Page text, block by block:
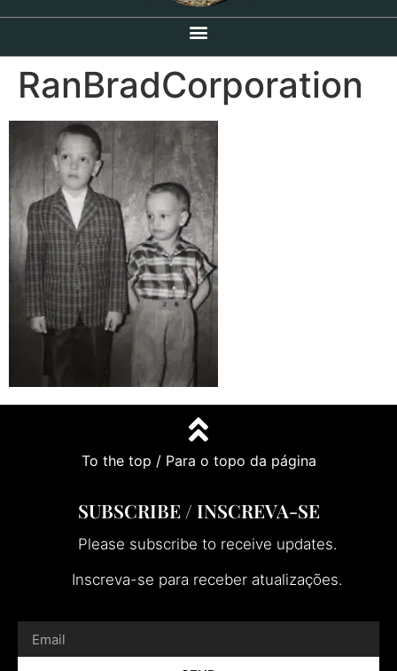
RanBradCorporation
To the top / Para o topo da página
SUBSCRIBE / INSCREVA-SE
Please subscribe to receive updates.
Inscreva-se para receber atualizações.